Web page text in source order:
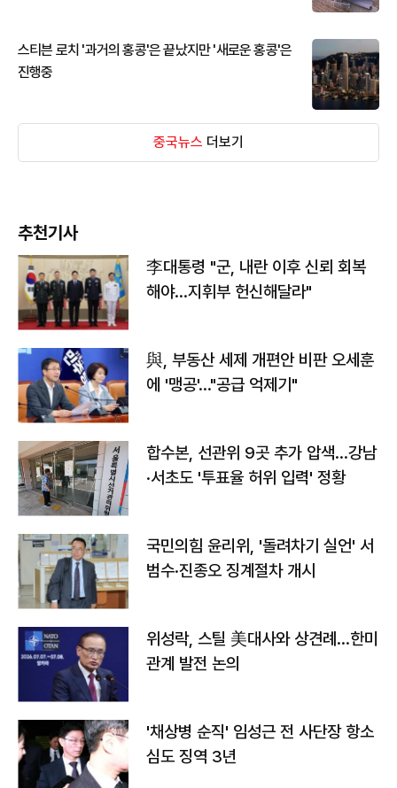
스티븐 로치 '과거의 홍콩'은 끝났지만 '새로운 홍콩'은
진행중
중국뉴스 더보기
추천기사
李대통령 "군, 내란 이후 신뢰 회복
해야…지휘부 헌신해달라"
與, 부동산 세제 개편안 비판 오세훈
에 '맹공'…"공급 억제기"
합수본, 선관위 9곳 추가 압색…강남
·서초도 '투표율 허위 입력' 정황
국민의힘 윤리위, '돌려차기 실언' 서
범수·진종오 징계절차 개시
위성락, 스틸 美대사와 상견례…한미
관계 발전 논의
'채상병 순직' 임성근 전 사단장 항소
심도 징역 3년